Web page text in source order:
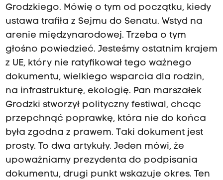
Grodzkiego. Mówię o tym od początku, kiedy
ustawa trafiła z Sejmu do Senatu. Wstyd na
arenie międzynarodowej. Trzeba o tym
głośno powiedzieć. Jesteśmy ostatnim krajem
z UE, który nie ratyfikował tego ważnego
dokumentu, wielkiego wsparcia dla rodzin,
na infrastrukturę, ekologię. Pan marszałek
Grodzki stworzył polityczny festiwal, chcąc
przepchnąć poprawkę, która nie do końca
była zgodna z prawem. Taki dokument jest
prosty. To dwa artykuły. Jeden mówi, że
upoważniamy prezydenta do podpisania
dokumentu, drugi punkt wskazuje okres. Ten